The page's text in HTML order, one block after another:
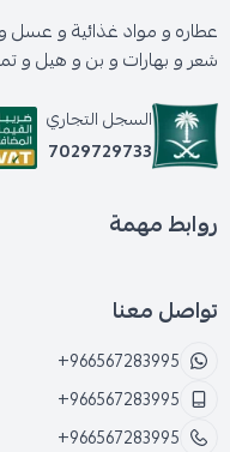
عطاره و مواد غذائية و
شعر و بهارات و بن و هيل و
السجل التجاري
7029729733
روابط مهمة
تواصل معنا
+966567283995
+966567283995
+966567283995